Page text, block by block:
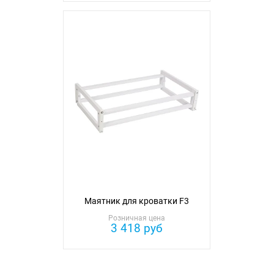
Маятник для кроватки F3
Розничная цена
3 418 руб